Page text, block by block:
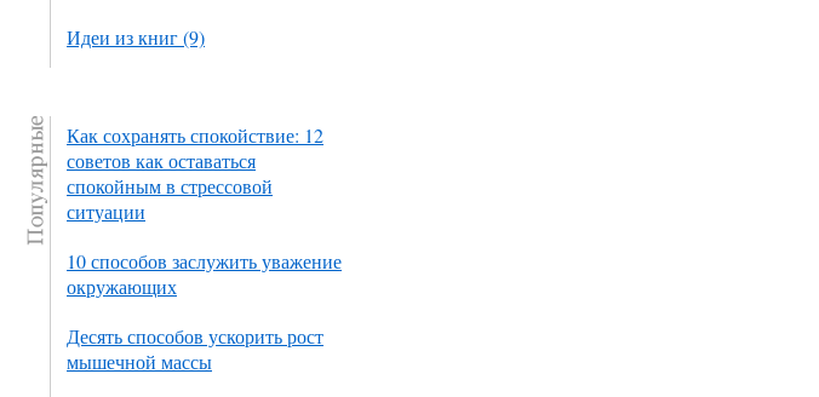
Идеи из книг (9)
Как сохранять спокойствие: 12
советов как оставаться
спокойным в стрессовой
ситуации
10 способов заслужить уважение
окружающих
Десять способов ускорить рост
мышечной массы